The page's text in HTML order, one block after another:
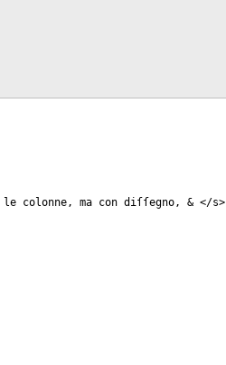
colonne, ma con diſſegno, & </s>